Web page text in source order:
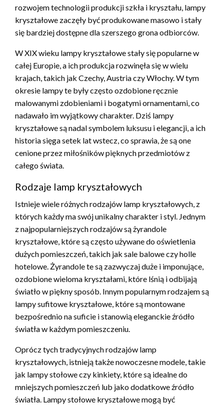
rozwojem technologii produkcji szkła i kryształu, lampy
kryształowe zaczęły być produkowane masowo i stały
się bardziej dostępne dla szerszego grona odbiorców.
W XIX wieku lampy kryształowe stały się popularne w
całej Europie, a ich produkcja rozwinęła się w wielu
krajach, takich jak Czechy, Austria czy Włochy. W tym
okresie lampy te były często ozdobione ręcznie
malowanymi zdobieniami i bogatymi ornamentami, co
nadawało im wyjątkowy charakter. Dziś lampy
kryształowe są nadal symbolem luksusu i elegancji, a ich
historia sięga setek lat wstecz, co sprawia, że są one
cenione przez miłośników pięknych przedmiotów z
całego świata.
Rodzaje lamp kryształowych
Istnieje wiele różnych rodzajów lamp kryształowych, z
których każdy ma swój unikalny charakter i styl. Jednym
z najpopularniejszych rodzajów są żyrandole
kryształowe, które są często używane do oświetlenia
dużych pomieszczeń, takich jak sale balowe czy holle
hotelowe. Żyrandole te są zazwyczaj duże i imponujące,
ozdobione wieloma kryształami, które lśnią i odbijają
światło w piękny sposób. Innym popularnym rodzajem są
lampy sufitowe kryształowe, które są montowane
bezpośrednio na suficie i stanowią eleganckie źródło
światła w każdym pomieszczeniu.
Oprócz tych tradycyjnych rodzajów lamp
kryształowych, istnieją także nowoczesne modele, takie
jak lampy stołowe czy kinkiety, które są idealne do
mniejszych pomieszczeń lub jako dodatkowe źródło
światła. Lampy stołowe kryształowe mogą być